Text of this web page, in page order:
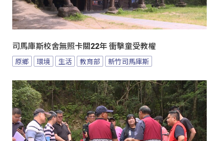
司馬庫斯校舍無照卡關22年 衝擊童受教權
原鄉 環境 生活 教育部 新竹司馬庫斯